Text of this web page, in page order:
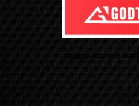
ของเเต่ง Alphard